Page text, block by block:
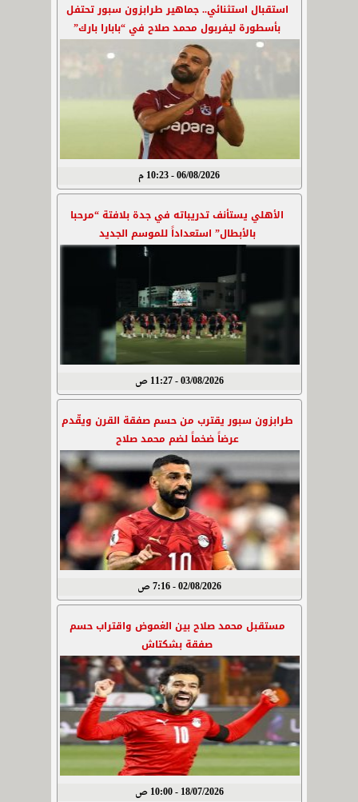
استقبال استثنائي.. جماهير طرابزون سبور تحتفل
بأسطورة ليفربول محمد صلاح في “بابارا بارك”
06/08/2026 - 10:23 م
الأهلي يستأنف تدريباته في جدة بلافتة “مرحبا
بالأبطال” استعداداً للموسم الجديد
03/08/2026 - 11:27 ص
طرابزون سبور يقترب من حسم صفقة القرن ويقّدم
عرضاً ضخماً لضم محمد صلاح
02/08/2026 - 7:16 ص
مستقبل محمد صلاح بين الغموض واقتراب حسم
صفقة بشكتاش
18/07/2026 - 10:00 ص